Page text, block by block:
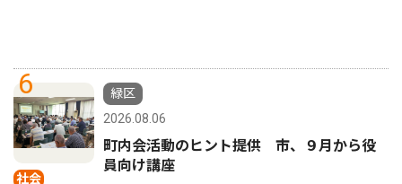
6
社会
緑区
2026.08.06
町内会活動のヒント提供 市、９月から役
員向け講座